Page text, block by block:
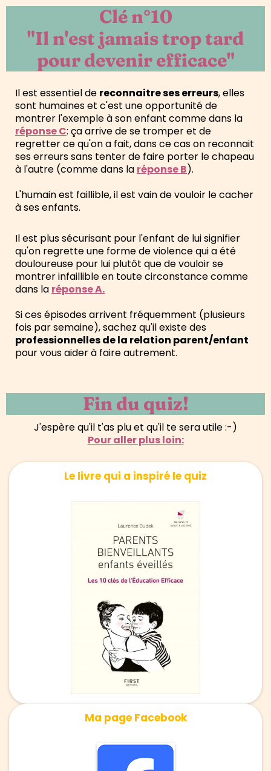
Clé n°10
"Il n'est jamais trop tard
pour devenir efficace"
Il est essentiel de reconnaitre ses erreurs, elles
sont humaines et c'est une opportunité de
montrer l'exemple à son enfant comme dans la
réponse C: ça arrive de se tromper et de
regretter ce qu'on a fait, dans ce cas on reconnait
ses erreurs sans tenter de faire porter le chapeau
à l'autre (comme dans la réponse B).
L'humain est faillible, il est vain de vouloir le cacher
à ses enfants.
Il est plus sécurisant pour l'enfant de lui signifier
qu'on regrette une forme de violence qui a été
douloureuse pour lui plutôt que de vouloir se
montrer infaillible en toute circonstance comme
dans la réponse A.
Si ces épisodes arrivent fréquemment (plusieurs
fois par semaine), sachez qu'il existe des
professionnelles de la relation parent/enfant
pour vous aider à faire autrement.
Fin du quiz!
J'espère qu'il t'as plu et qu'il te sera utile :-)
Pour aller plus loin:
Le livre qui a inspiré le quiz
Ma page Facebook